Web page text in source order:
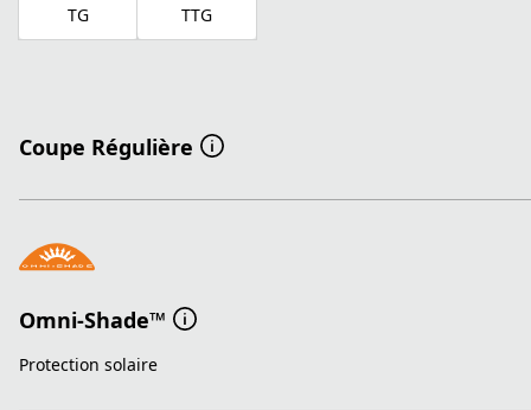
TG TTG
Coupe Régulière
Omni-Shade™
Protection solaire